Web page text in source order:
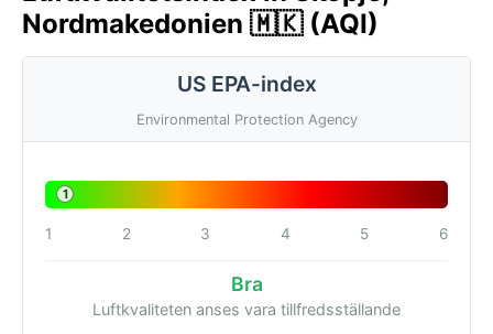
Nordmakedonien 🇲🇰 (AQI)
US EPA-index
Environmental Protection Agency
1
1 2 3 4 5 6
Bra
Luftkvaliteten anses vara tillfredsställande